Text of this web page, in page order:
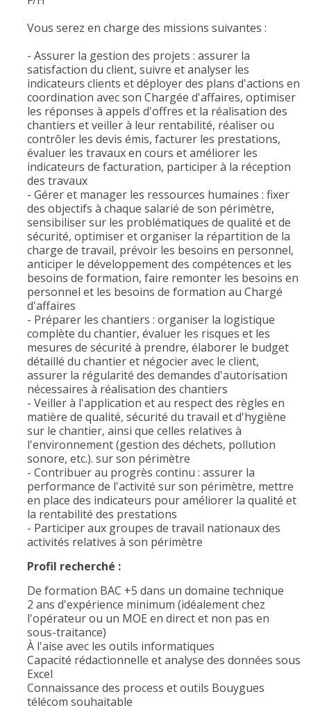
Vous serez en charge des missions suivantes :
- Assurer la gestion des projets : assurer la
satisfaction du client, suivre et analyser les
indicateurs clients et déployer des plans d'actions en
coordination avec son Chargée d'affaires, optimiser
les réponses à appels d'offres et la réalisation des
chantiers et veiller à leur rentabilité, réaliser ou
contrôler les devis émis, facturer les prestations,
évaluer les travaux en cours et améliorer les
indicateurs de facturation, participer à la réception
des travaux
- Gérer et manager les ressources humaines : fixer
des objectifs à chaque salarié de son périmètre,
sensibiliser sur les problématiques de qualité et de
sécurité, optimiser et organiser la répartition de la
charge de travail, prévoir les besoins en personnel,
anticiper le développement des compétences et les
besoins de formation, faire remonter les besoins en
personnel et les besoins de formation au Chargé
d'affaires
- Préparer les chantiers : organiser la logistique
complète du chantier, évaluer les risques et les
mesures de sécurité à prendre, élaborer le budget
détaillé du chantier et négocier avec le client,
assurer la régularité des demandes d'autorisation
nécessaires à réalisation des chantiers
- Veiller à l'application et au respect des règles en
matière de qualité, sécurité du travail et d'hygiène
sur le chantier, ainsi que celles relatives à
l'environnement (gestion des déchets, pollution
sonore, etc.). sur son périmètre
- Contribuer au progrès continu : assurer la
performance de l'activité sur son périmètre, mettre
en place des indicateurs pour améliorer la qualité et
la rentabilité des prestations
- Participer aux groupes de travail nationaux des
activités relatives à son périmètre
Profil recherché :
De formation BAC +5 dans un domaine technique
2 ans d'expérience minimum (idéalement chez
l'opérateur ou un MOE en direct et non pas en
sous-traitance)
À l'aise avec les outils informatiques
Capacité rédactionnelle et analyse des données sous
Excel
Connaissance des process et outils Bouygues
télécom souhaitable